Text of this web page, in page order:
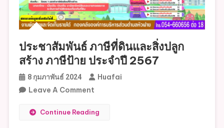
ฝาย
ตาม
ประกาศ
กระทรวง
มหาดไทย
ขยาย
กำหนด
ดำเนิน
ปี
2568
ประชาสัมพันธ์ ภาษีที่ดินและสิ่งปลูก
สร้าง ภาษีป้าย ประจำปี 2567
8 กุมภาพันธ์ 2024
Huafai
Leave A CommentOn
ภาษี
Continue Reading